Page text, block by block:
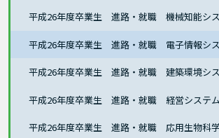
平成26年度卒業生 進路・就職 機械知能シ
平成26年度卒業生 進路・就職 電子情報シ
平成26年度卒業生 進路・就職 建築環境シ
平成26年度卒業生 進路・就職 経営システ
平成26年度卒業生 進路・就職 応用生物科